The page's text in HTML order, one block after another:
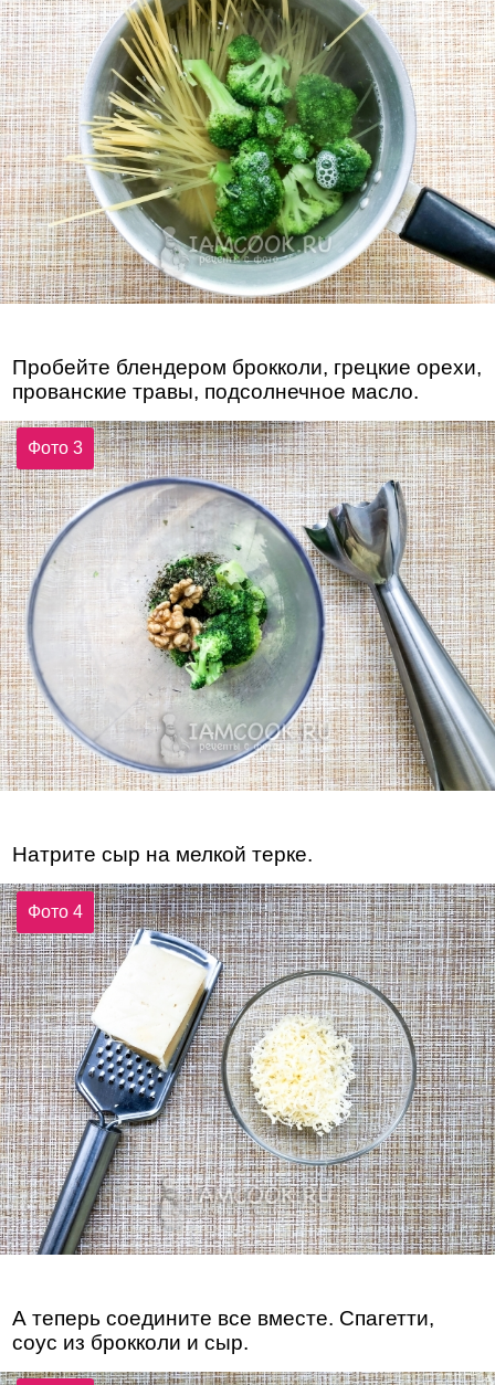
Пробейте блендером брокколи, грецкие орехи,
прованские травы, подсолнечное масло.
Фото 3
Натрите сыр на мелкой терке.
Фото 4
А теперь соедините все вместе. Спагетти,
соус из брокколи и сыр.